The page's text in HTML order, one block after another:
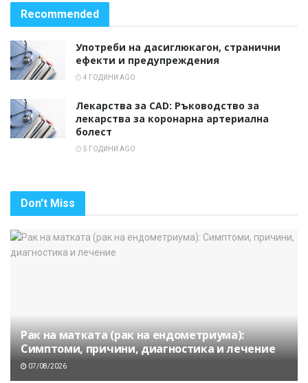
Recommended
Употреби на дасиглюкагон, странични
ефекти и предупреждения
4 ГОДИНИ AGO
Лекарства за CAD: Ръководство за
лекарства за коронарна артериална
болест
5 ГОДИНИ AGO
Don't Miss
Рак на матката (рак на ендометриума):
Симптоми, причини, диагностика и лечение
07/08/2026